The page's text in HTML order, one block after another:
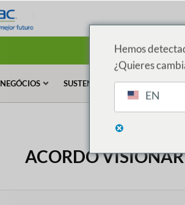
NEGÓCIOS SUSTENTABILIDADE
ACORDO
Hemos
¿Quieres
EN